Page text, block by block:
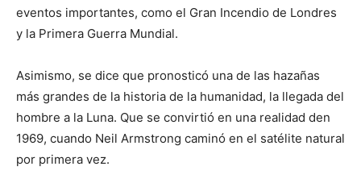
eventos importantes, como el Gran Incendio de Londres
y la Primera Guerra Mundial.
Asimismo, se dice que pronosticó una de las hazañas
más grandes de la historia de la humanidad, la llegada del
hombre a la Luna. Que se convirtió en una realidad den
1969, cuando Neil Armstrong caminó en el satélite natural
por primera vez.